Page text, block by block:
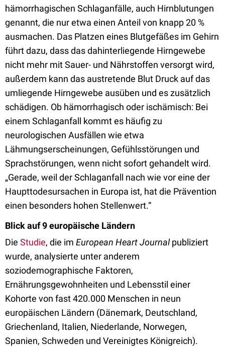
hämorrhagischen Schlaganfälle, auch Hirnblutungen
genannt, die nur etwa einen Anteil von knapp 20 %
ausmachen. Das Platzen eines Blutgefäßes im Gehirn
führt dazu, dass das dahinterliegende Hirngewebe
nicht mehr mit Sauer- und Nährstoffen versorgt wird,
außerdem kann das austretende Blut Druck auf das
umliegende Hirngewebe ausüben und es zusätzlich
schädigen. Ob hämorrhagisch oder ischämisch: Bei
einem Schlaganfall kommt es häufig zu
neurologischen Ausfällen wie etwa
Lähmungserscheinungen, Gefühlsstörungen und
Sprachstörungen, wenn nicht sofort gehandelt wird.
„Gerade, weil der Schlaganfall nach wie vor eine der
Haupttodesursachen in Europa ist, hat die Prävention
einen besonders hohen Stellenwert.“
Blick auf 9 europäische Ländern
Die Studie, die im European Heart Journalpubliziert
wurde, analysierte unter anderem
soziodemographische Faktoren,
Ernährungsgewohnheiten und Lebensstil einer
Kohorte von fast 420.000 Menschen in neun
europäischen Ländern (Dänemark, Deutschland,
Griechenland, Italien, Niederlande, Norwegen,
Spanien, Schweden und Vereinigtes Königreich).